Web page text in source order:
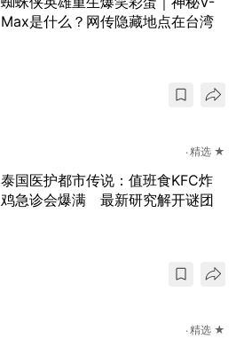
Max是什么？网传隐藏地点在台湾
精选 ★
泰国医护都市传说：值班食KFC炸
鸡急诊会爆满 最新研究解开谜团
精选 ★